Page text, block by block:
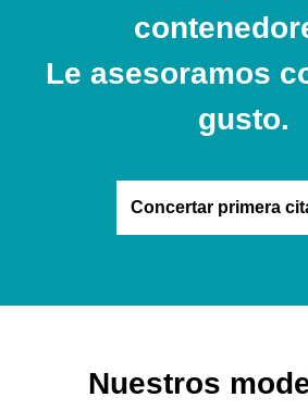
Le asesoramos
gusto.
Concertar primera
Nuestros